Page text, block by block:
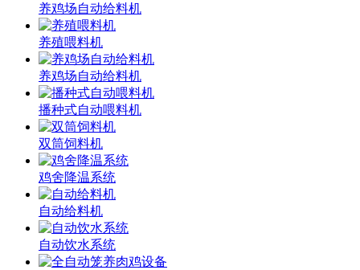
养鸡场自动给料机
养殖喂料机
养鸡场自动给料机
播种式自动喂料机
双筒饲料机
鸡舍降温系统
自动给料机
自动饮水系统